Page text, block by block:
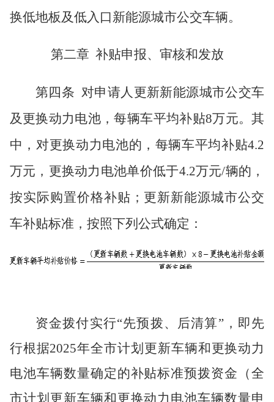
换低地板及低入口新能源城市公交车辆。
第二章 补贴申报、审核和发放
第四条 对申请人更新新能源城市公交车
及更换动力电池，每辆车平均补贴8万元。其
中，对更换动力电池的，每辆车平均补贴4.2
万元，更换动力电池单价低于4.2万元/辆的，
按实际购置价格补贴；更新新能源城市公交
车补贴标准，按照下列公式确定：
资金拨付实行“先预拨、后清算”，即先
行根据2025年全市计划更新车辆和更换动力
电池车辆数量确定的补贴标准预拨资金 （全
市计划更新车辆和更换动力电池车辆数量申